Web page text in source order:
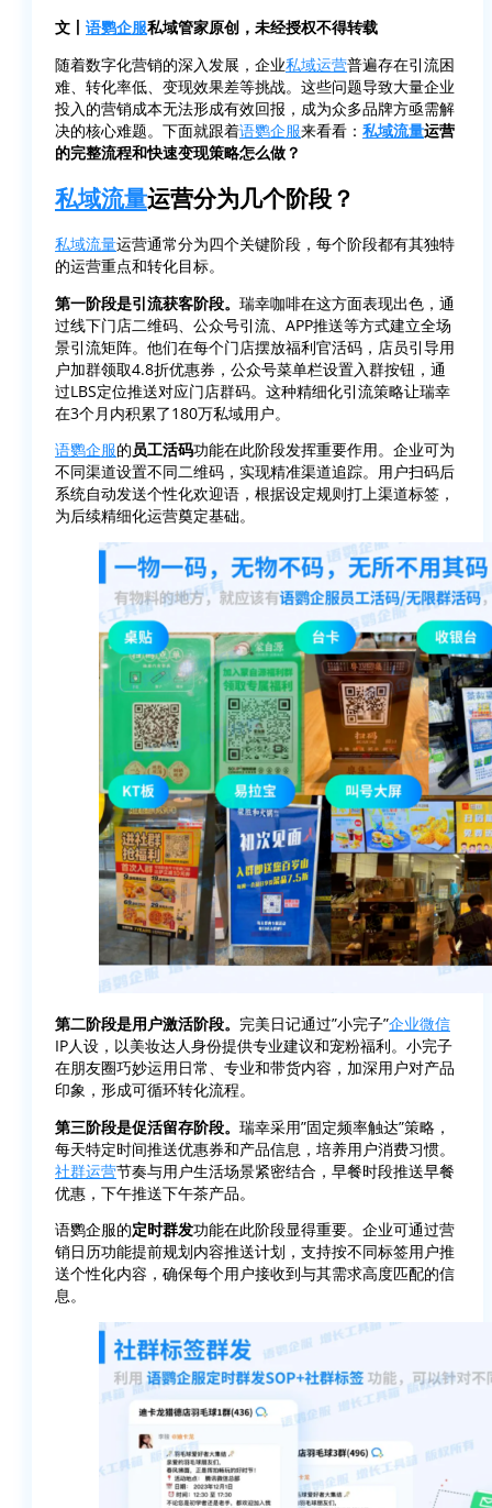
文丨 语鹦企服私域管家原创，未经授权不得转载
随着数字化营销的深入发展，企业私域运营普遍存在引流困
难、转化率低、变现效果差等挑战。这些问题导致大量企业
投入的营销成本无法形成有效回报，成为众多品牌方亟需解
决的核心难题。下面就跟着语鹦企服来看看： 私域流量运营
的完整流程和快速变现策略怎么做？
私域流量运营分为几个阶段？
私域流量运营通常分为四个关键阶段，每个阶段都有其独特
的运营重点和转化目标。
第一阶段是引流获客阶段。 瑞幸咖啡在这方面表现出色，通
过线下门店二维码、公众号引流、APP推送等方式建立全场
景引流矩阵。他们在每个门店摆放福利官活码，店员引导用
户加群领取4.8折优惠券，公众号菜单栏设置入群按钮，通
过LBS定位推送对应门店群码。这种精细化引流策略让瑞幸
在3个月内积累了180万私域用户。
语鹦企服的员工活码功能在此阶段发挥重要作用。企业可为
不同渠道设置不同二维码，实现精准渠道追踪。用户扫码后
系统自动发送个性化欢迎语，根据设定规则打上渠道标签，
为后续精细化运营奠定基础。
第二阶段是用户激活阶段。 完美日记通过”小完子”企业微信
IP人设，以美妆达人身份提供专业建议和宠粉福利。小完子
在朋友圈巧妙运用日常、专业和带货内容，加深用户对产品
印象，形成可循环转化流程。
第三阶段是促活留存阶段。 瑞幸采用”固定频率触达”策略，
每天特定时间推送优惠券和产品信息，培养用户消费习惯。
社群运营节奏与用户生活场景紧密结合，早餐时段推送早餐
优惠，下午推送下午茶产品。
语鹦企服的定时群发功能在此阶段显得重要。企业可通过营
销日历功能提前规划内容推送计划，支持按不同标签用户推
送个性化内容，确保每个用户接收到与其需求高度匹配的信
息。